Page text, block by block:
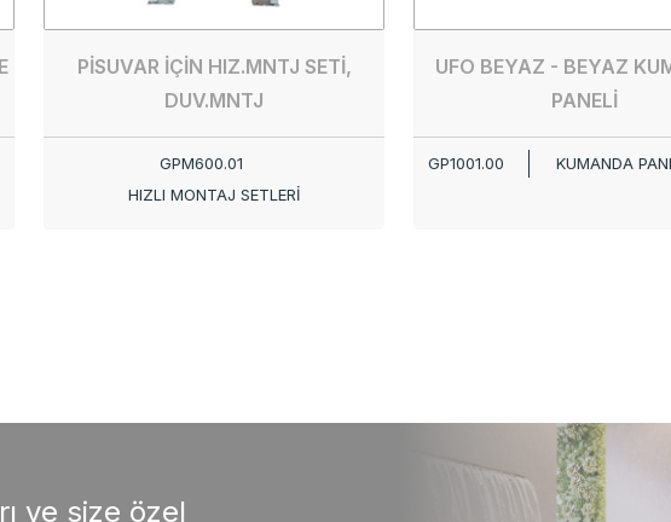
PİSUVAR İÇİN HIZ.MNTJ SETİ,
DUV.MNTJ
GPM600.01
HIZLI MONTAJ SETLERİ
UFO BEYAZ - BEYAZ
PANELİ
GP1001.00 KUMANDA
ve size özel